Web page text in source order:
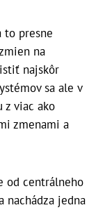
to presne
na
najskôr
sa ale v
z viac ako
zmenami a
od centrálneho
nachádza jedna